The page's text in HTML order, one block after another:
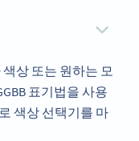
상 또는 원하는 모
표기법을 사용
색상 선택기를 마